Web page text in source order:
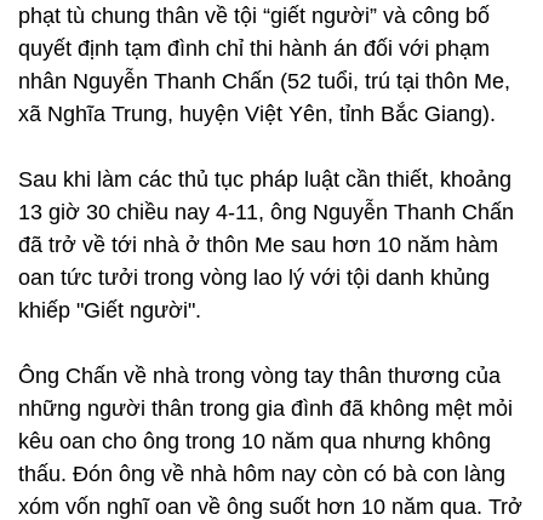
phạt tù chung thân về tội “giết người” và công bố
quyết định tạm đình chỉ thi hành án đối với phạm
nhân Nguyễn Thanh Chấn (52 tuổi, trú tại thôn Me,
xã Nghĩa Trung, huyện Việt Yên, tỉnh Bắc Giang).
Sau khi làm các thủ tục pháp luật cần thiết, khoảng
13 giờ 30 chiều nay 4-11, ông Nguyễn Thanh Chấn
đã trở về tới nhà ở thôn Me sau hơn 10 năm hàm
oan tức tưởi trong vòng lao lý với tội danh khủng
khiếp "Giết người".
Ông Chấn về nhà trong vòng tay thân thương của
những người thân trong gia đình đã không mệt mỏi
kêu oan cho ông trong 10 năm qua nhưng không
thấu. Đón ông về nhà hôm nay còn có bà con làng
xóm vốn nghĩ oan về ông suốt hơn 10 năm qua. Trở